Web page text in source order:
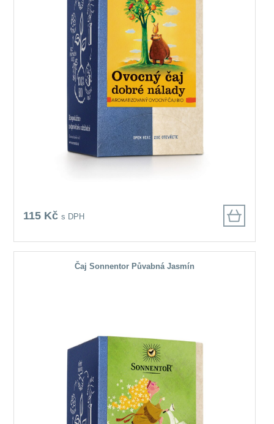
115 Kčs DPH
Čaj Sonnentor Půvabná Jasmín